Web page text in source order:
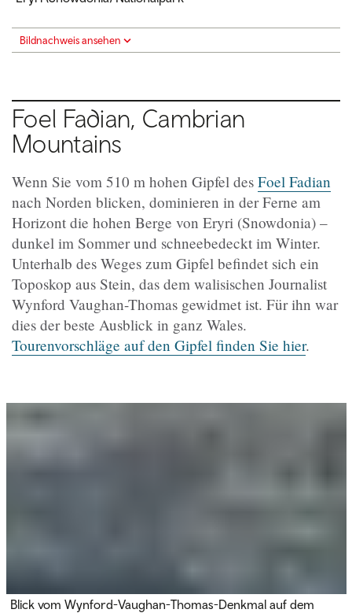
Bildnachweis ansehen
Foel Fadian, Cambrian
Mountains
Wenn Sie vom 510 m hohen Gipfel des Foel Fadian
nach Norden blicken, dominieren in der Ferne am
Horizont die hohen Berge von Eryri (Snowdonia) –
dunkel im Sommer und schneebedeckt im Winter.
Unterhalb des Weges zum Gipfel befindet sich ein
Toposkop aus Stein, das dem walisischen Journalist
Wynford Vaughan-Thomas gewidmet ist. Für ihn war
dies der beste Ausblick in ganz Wales.
Tourenvorschläge auf den Gipfel finden Sie hier.
Blick vom Wynford-Vaughan-Thomas-Denkmal auf dem